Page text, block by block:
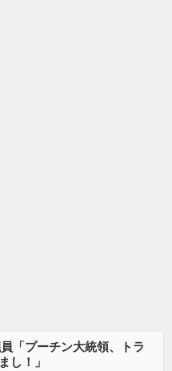
「プーチン大統領、トラ
し！」